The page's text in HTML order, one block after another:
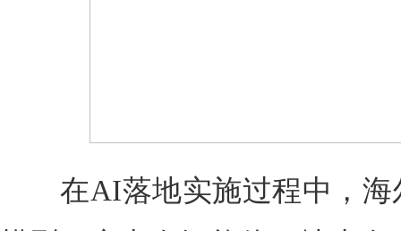
在AI落地实施过程中，海